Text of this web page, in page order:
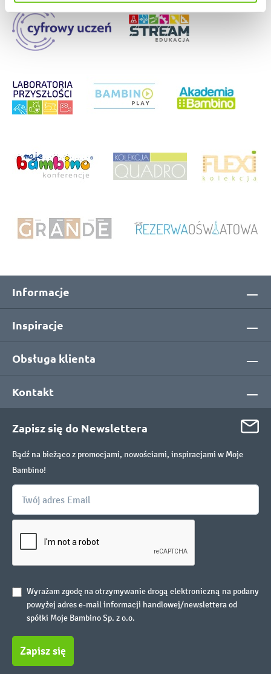
Informacje
Inspiracje
Obsługa klienta
Kontakt
Zapisz się do Newslettera
Bądź na bieżąco z promocjami, nowościami, inspiracjami w Moje
Bambino!
Wyrażam zgodę na otrzymywanie drogą elektroniczną na podany
powyżej adres e-mail informacji handlowej/newslettera od
spółki Moje Bambino Sp. z o.o.
Zapisz się